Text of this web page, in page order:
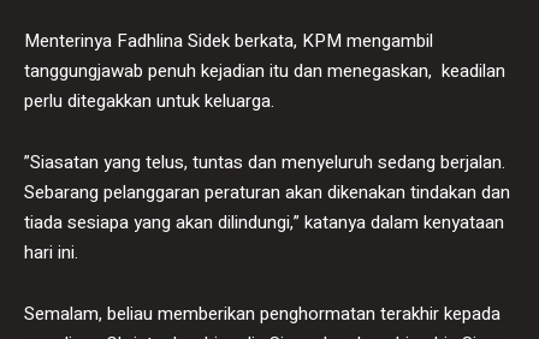
Menterinya Fadhlina Sidek berkata, KPM mengambil
tanggungjawab penuh kejadian itu dan menegaskan, keadilan
perlu ditegakkan untuk keluarga.
”Siasatan yang telus, tuntas dan menyeluruh sedang berjalan.
Sebarang pelanggaran peraturan akan dikenakan tindakan dan
tiada sesiapa yang akan dilindungi,” katanya dalam kenyataan
hari ini.
Semalam, beliau memberikan penghormatan terakhir kepada